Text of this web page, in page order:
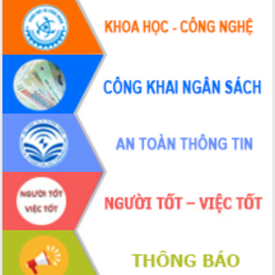
Hội thảo khoa học “Giải pháp thúc đẩy
phát triển nền kinh tế xanh tại tỉnh
Đắk Lắk”
Tăng cường giám sát, đôn đốc thực
hiện nhiệm vụ quản lý tài sản công
hàng tuần
Tháo gỡ những vướng mắc, đẩy mạnh
công tác cải cách thủ tục hành chính
tại Trung tâm Phục vụ hành chính
công tỉnh
Đắk Lắk: Tôn vinh 46 giải pháp tại Hội
thi Sáng tạo Kỹ thuật 2024 - 2025
Đắk Lắk rà soát, điều chỉnh Đề án 190
về phát triển nuôi trồng thủy sản
Phó Chủ tịch UBND tỉnh Đắk Lắk
Trương Công Thái kiểm tra thực địa
Dự án cao tốc Khánh Hòa - Buôn Ma
Định vị cà phê Việt Nam như một “di
sản sống” trong dòng chảy toàn cầu